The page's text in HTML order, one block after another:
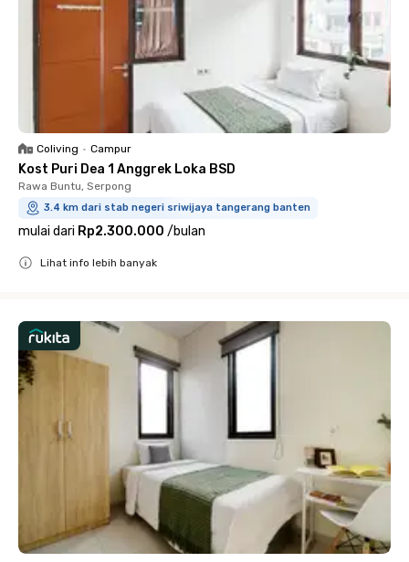
Coliving • Campur
Kost Puri Dea 1 Anggrek Loka BSD
Rawa Buntu, Serpong
3.4 km dari stab negeri sriwijaya tangerang banten
mulai dari Rp2.300.000 /bulan
Lihat info lebih banyak